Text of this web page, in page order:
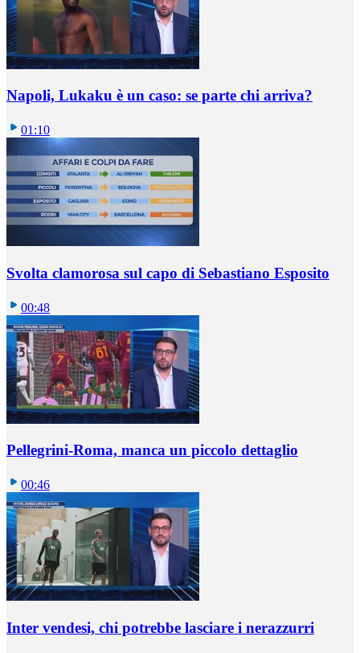
Napoli, Lukaku è un caso: se parte chi arriva?
01:10
Svolta clamorosa sul capo di Sebastiano Esposito
00:48
Pellegrini-Roma, manca un piccolo dettaglio
00:46
Inter vendesi, chi potrebbe lasciare i nerazzurri